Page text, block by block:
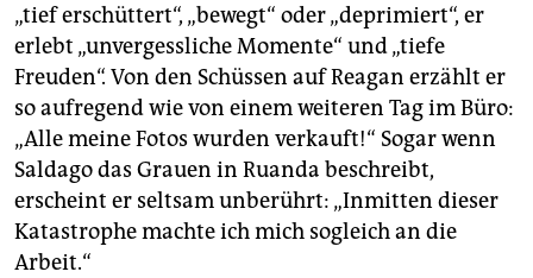
„tief erschüttert“, „bewegt“ oder „deprimiert“, er
erlebt „unvergessliche Momente“ und „tiefe
Freuden“. Von den Schüssen auf Reagan erzählt er
so aufregend wie von einem weiteren Tag im Büro:
„Alle meine Fotos wurden verkauft!“ Sogar wenn
Saldago das Grauen in Ruanda beschreibt,
erscheint er seltsam unberührt: „Inmitten dieser
Katastrophe machte ich mich sogleich an die
Arbeit.“